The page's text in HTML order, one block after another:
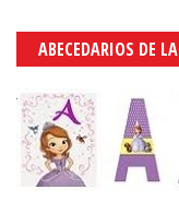
ABECEDARIOS DE